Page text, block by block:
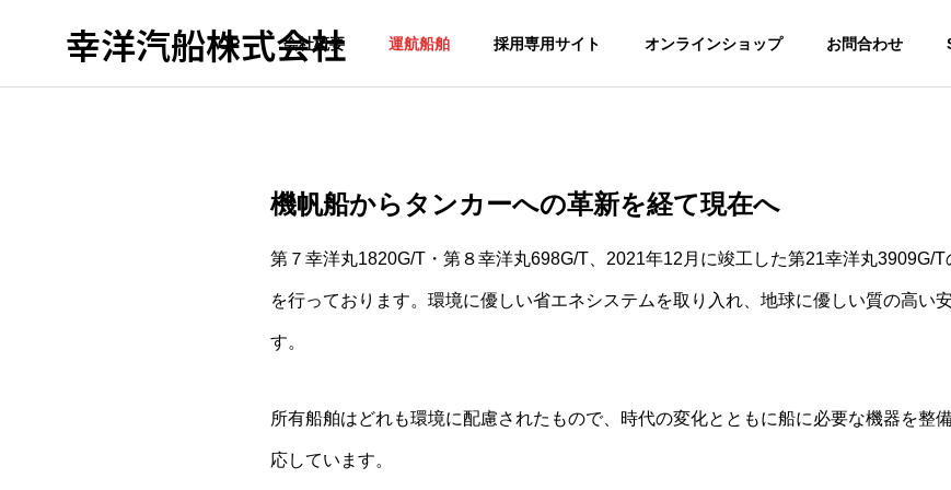
幸洋汽船株式会社
TOP 会社概要 運航船舶 採用専用サイト オンラインショップ お問合わせ
機帆船からタンカーへの革新を経て現在へ
第７幸洋丸1820G/T・第８幸洋丸698G/T、2021年12月に竣工した第21幸洋丸3909G/
を行っております。環境に優しい省エネシステムを取り入れ、地球に優しい質の高い
す。
所有船舶はどれも環境に配慮されたもので、時代の変化とともに船に必要な機器を整
応しています。